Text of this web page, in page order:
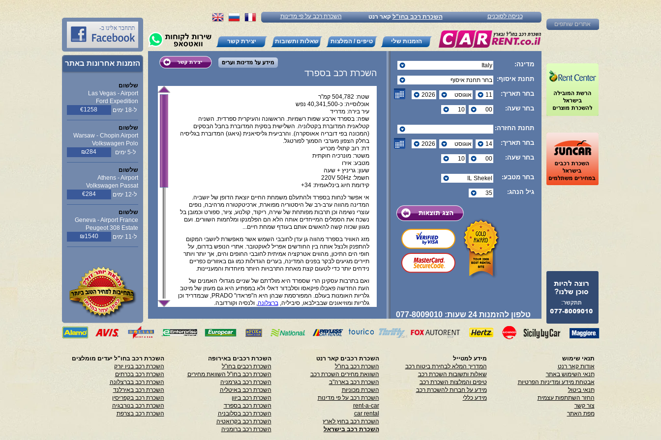
תתחבר אלינו ב-
הזמנות אחרונות באתר
שלשום
Las Vegas - Airport
Ford Expedition
€1258
ל-18 ימים
שלשום
Warsaw - Chopin Airport
Volkswagen Polo
₪284
ל-5 ימים
שלשום
Athens - Airport
Volkswagen Passat
€284
ל-12 ימים
שלשום
Geneva - Airport France
Peugeot 308 Estate
₪1540
ל-11 ימים
השכרת רכב על פי מדינות השכרת רכב בחו"לקאר רנט כניסה לסוכנים
הזמנות שלי טיפים / המלצות שאלות ותשובות יצירת קשר
השכרת רכב בספרד
שטח: 504,782 קמ"ר
אוכלוסייה: כ-40,341,500 נפש
עיר בירה: מדריד
שפה: בספרד ארבע שפות רשמיות. הראשונה והעיקרית ספרדית. השניה
קטלאנית המדוברת בקטלוניה. השלישית בסקית המדוברת בחבל הבסקים
(המכונה בפי דובריה אאוסקרה). והרביעית גליסיאנית (גיאגו) המדוברת בגליסיה
בחלק הצפון מערבי הסמוך לפורטגל.
דת: רוב קתולי מכריע
משטר: מונרכיה חוקתית
מטבע: אירו
שעון: גריניץ + שעה
חשמל: 220V 50Hz
קידומת חיוג בינלאומית: 34+
אי אפשר לנחות בספרד ולהתעלם משמחת החיים יוצאת הדופן של יושביה.
המדינה מהווה ערב-רב של היסטוריה מפוארת, ארכיטקטורה מרהיבה, נופים
עוצרי נשימה וכן תרבות מפותחת של שירה, ריקוד, קולנוע, ציור, ספורט וכמובן בל
נשכח את הסמלים המייחדים אותה הלא הם הפלמנקו ומלחמות השוורים. ועם
מגוון שכזה קשה להאשים אותם בעודף שמחת חיים...
מזג האוויר בספרד מהווה גן עדן לחובבי השמש אשר מאפשרת ליושבי המקום
להתפנק ולנצל אותה בין החודשים אפריל לאוקטובר. אתרי הנופש בדרום, על
חופי הים התיכון, מהווים אטרקציה אמיתית לחובבי החופים והים, אך יותר ויותר
תיירים מגיעים לבקר בפנים המדינה, בערים הגדולות כמו גם באזורים כפריים
נידחים יותר כדי לטעום קצת מאחת התרבויות היותר מיוחדות והמעניינות.
ואם בתרבות עסקינן הרי שספרד היא מולדתם של שניים מגדולי האמנים של
העת החדשה פאבלו פיקאסו וסלבדור דאלי ולא במפתיע היא גם מעוזן של מיטב
גלריות האומנות בעולם. המפורסמת שבהן היא ה"פראדו" PRADO, שבמדריד וכן
גלריות ומוזיאונים שבבילבאו, סיביליה,ברצלונה, ולנסיה וקורדובה.
בברצלונה הוא דוגמה שאין שניה לה בשום מקום בעולם. כמו כן אי אפשר
להתעלם ממוזיאון על שם גוגנהיים אשר נבנה לאחרונה בעיר הצפונית בילבאו-
ספרד לא משאירה את חובבי הטבע מקופחים. היא נתברכה גם בנופים משתנים
ומגוונים: יערות סבוכים, ביצות מלח, מישורים ירוקים, הרים, מפרצים סלעיים,
חופים חוליים לבנים מקיפים ערים גותיות מתקופת ימי הביניים ואין ספור טירות
ומבצרים מדהימים ומרתקים.
חובבי הנופים ההרריים ימצאו את מבוקשם ברכס הפירנאים שמאפשר טיולים
בנופים עוצרי נשימה בחודשי הקיץ אל מול אתרי הגלישה אשר פתוחים לחובבי
הסקי בחורף.
נהיגה בספרד:
בספרד נוהגים בצד ימין.
רמזורים מיוחדים: 2 פנסים אדומים = אין כניסה. חוקי חניה נאכפים ביד קשה.
מדינה:
תחנת איסוף:
בחר תאריך:
בחר שעה:
תחנת החזרה:
בחר תאריך:
בחר שעה:
בחר מטבע:
גיל הנהג:
טלפון להזמנות 24 שעות: 077-8009010
אתרים שותפים
תנאי שימוש
אודות קאר רנט
תנאי השימוש באתר
אבטחת מידע ומדיניות הפרטיות
תנאי ביטול
החזר השתתפות עצמית
צור קשר
מפת האתר
מידע למטייל
המדריך המלא לבחירת ביטוח רכב
שאלות ותשובות השכרת רכב
טיפים והמלצות השכרת רכב
מידע על חברות להשכרת רכב
מידע כללי
השכרת רכבים קאר רנט
השכרת רכב בחו"ל
השוואת מחירים השכרת רכב
השכרת רכב בארה"ב
השכרת מכוניות
השכרת רכב על פי מדינות
rent-a-car
car rental
השכרת רכב בחוץ לארץ
השכרת רכב בישראל
השכרת רכבים באירופה
השכרת רכבים בחו"ל
השכרת רכב בחו"ל השוואת מחירים
השכרת רכב בגרמניה
השכרת רכב באיטליה
השכרת רכב ביוון
השכרת רכב בספרד
השכרת רכב בסלובניה
השכרת רכב בקרואטיה
השכרת רכב ברומניה
השכרת רכב בחו"ל יעדים מומלצים
השכרת רכב בניו יורק
השכרת רכב בכרתים
השכרת רכב בברצלונה
השכרת רכב באירלנד
השכרת רכב בקפריסין
השכרת רכב בנורבגיה
השכרת רכב בצרפת